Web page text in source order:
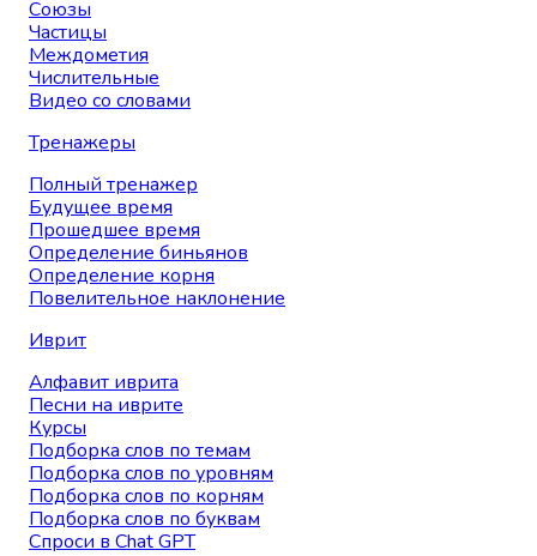
Союзы
Частицы
Междометия
Числительные
Видео со словами
Тренажеры
Полный тренажер
Будущее время
Прошедшее время
Определение биньянов
Определение корня
Повелительное наклонение
Иврит
Алфавит иврита
Песни на иврите
Курсы
Подборка слов по темам
Подборка слов по уровням
Подборка слов по корням
Подборка слов по буквам
Спроси в Chat GPT